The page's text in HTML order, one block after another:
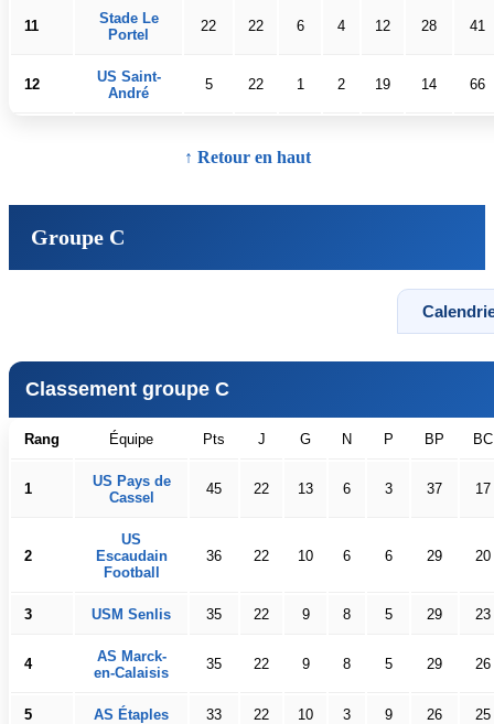
11
Stade Le
Portel
22 22 6 4 12 28 41
12
US Saint-
André
5 22 1 2 19 14 66
↑ Retour en haut
Groupe C
Classement groupe C
Rang Équipe Pts J G N P BP BC
1
US Pays de
Cassel
45 22 13 6 3 37 17
2
US
Escaudain
Football
36 22 10 6 6 29 20
3 USM Senlis 35 22 9 8 5 29 23
4
AS Marck-
en-Calaisis
35 22 9 8 5 29 26
5 AS Étaples 33 22 10 3 9 26 25